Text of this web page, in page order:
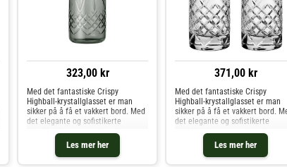
323,00 kr
Les mer her
Med det fantastiske Crispy
Highball-krystallglasset er man
sikker på å få et vakkert bord. Med
det elegante og sofistikerte
uttrykket kan man nyte enhver
form for drikke, enten det er et
glass iskaldt vann eller en vakker
drink på festen.
371,00 kr
Les mer her
Med det fantastiske Crispy
Highball-krystallglasset er man
sikker på å få et vakkert bord.
det elegante og sofistikerte
uttrykket kan man nyte enhver
form for drikke, enten det er et
glass iskaldt vann eller en vakker
drink på festen.